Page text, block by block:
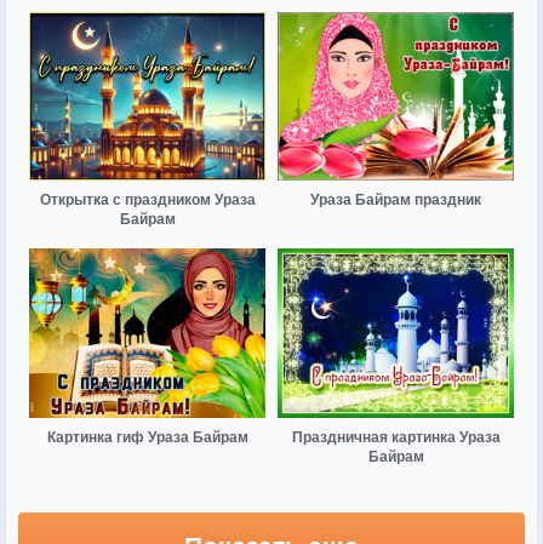
Открытка с праздником Ураза
Байрам
Ураза Байрам праздник
Картинка гиф Ураза Байрам
Праздничная картинка Ураза
Байрам